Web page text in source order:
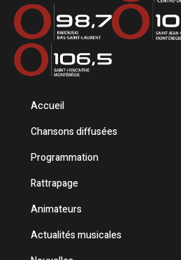
Accueil
Chansons diffusées
Programmation
Rattrapage
Animateurs
Actualités musicales